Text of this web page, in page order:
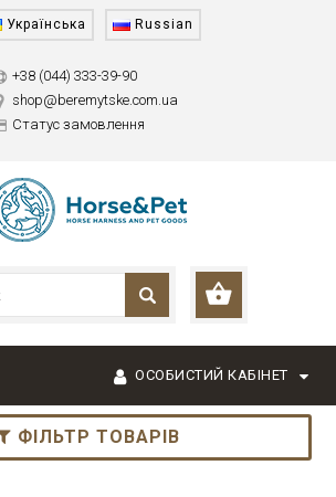
Українська Russian
+38 (044) 333-39-90
shop@beremytske.com.ua
Статус замовлення
ОСОБИСТИЙ КАБІНЕТ
ФІЛЬТР ТОВАРІВ